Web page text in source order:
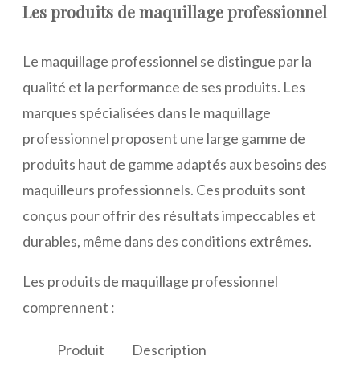
Les produits de maquillage professionnel
Le maquillage professionnel se distingue par la
qualité et la performance de ses produits. Les
marques spécialisées dans le maquillage
professionnel proposent une large gamme de
produits haut de gamme adaptés aux besoins des
maquilleurs professionnels. Ces produits sont
conçus pour offrir des résultats impeccables et
durables, même dans des conditions extrêmes.
Les produits de maquillage professionnel
comprennent :
Produit Description